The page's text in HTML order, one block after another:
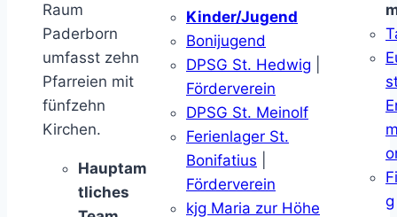
Raum
Paderborn
umfasst zehn
Pfarreien mit
fünfzehn
Kirchen.
Hauptam
tliches
Kinder/Jugend
Bonijugend
DPSG St. Hedwig
Förderverein
DPSG St. Meinolf
Ferienlager St.
Bonifatius
Förderverein
kjg Maria zur Höhe
g